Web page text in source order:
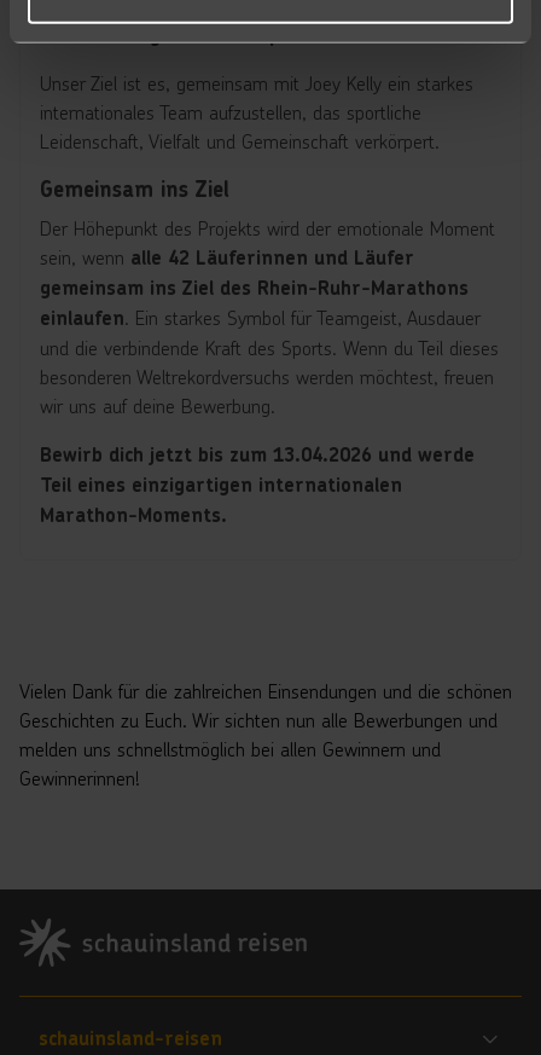
bisherigen Wettkämpfen
Unser Ziel ist es, gemeinsam mit Joey Kelly ein starkes
internationales Team aufzustellen, das sportliche
Leidenschaft, Vielfalt und Gemeinschaft verkörpert.
Gemeinsam ins Ziel
Der Höhepunkt des Projekts wird der emotionale Moment
sein, wenn alle 42 Läuferinnen und Läufer
gemeinsam ins Ziel des Rhein-Ruhr-Marathons
einlaufen. Ein starkes Symbol für Teamgeist, Ausdauer
und die verbindende Kraft des Sports. Wenn du Teil dieses
besonderen Weltrekordversuchs werden möchtest, freuen
wir uns auf deine Bewerbung.
Bewirb dich jetzt bis zum 13.04.2026 und werde
Teil eines einzigartigen internationalen
Marathon-Moments.
Vielen Dank für die zahlreichen Einsendungen und die schönen
Geschichten zu Euch. Wir sichten nun alle Bewerbungen und
melden uns schnellstmöglich bei allen Gewinnern und
Gewinnerinnen!
Footer navigation
schauinsland-reisen